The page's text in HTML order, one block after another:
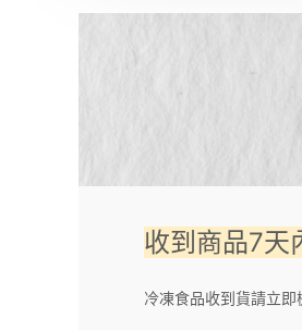
收到商品7天
冷凍食品收到貨請立即